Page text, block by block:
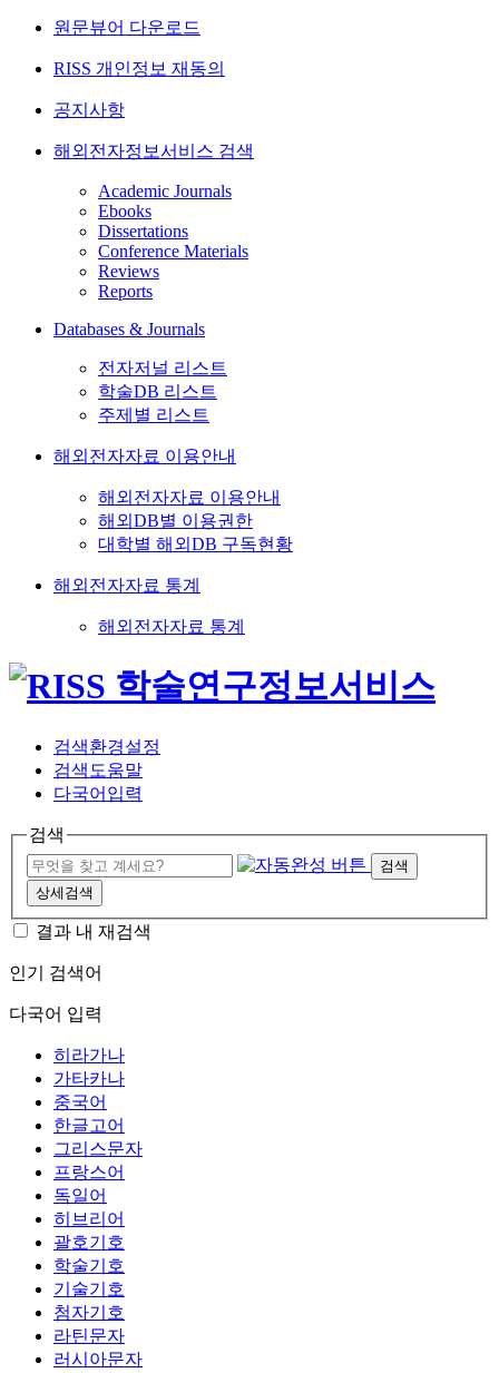
원문뷰어 다운로드
RISS 개인정보 재동의
공지사항
해외전자정보서비스 검색
Academic Journals
Ebooks
Dissertations
Conference Materials
Reviews
Reports
Databases & Journals
전자저널 리스트
학술DB 리스트
주제별 리스트
해외전자자료 이용안내
해외전자자료 이용안내
해외DB별 이용권한
대학별 해외DB 구독현황
해외전자자료 통계
해외전자자료 통계
검색환경설정
검색도움말
다국어입력
검색
검색
상세검색
결과 내 재검색
인기 검색어
다국어 입력
히라가나
가타카나
중국어
한글고어
그리스문자
프랑스어
독일어
히브리어
괄호기호
학술기호
기술기호
첨자기호
라틴문자
러시아문자